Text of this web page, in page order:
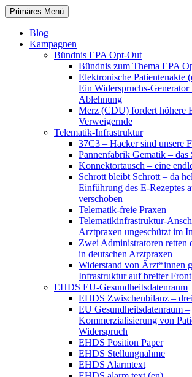
Zum
Inhalt
springen
patientenrechte-
Suchen
Primäres Menü
Blog
Kampagnen
Bündnis EPA Opt-Out
Bündnis zum Thema EPA
Elektronische Patientenakte
Ein Widerspruchs-
Ablehnung
Merz (CDU) fordert höhere
Verweigernde
Telematik-Infrastruktur
37C3 – Hacker sind unsere
Pannenfabrik Gematik – das
Konnektortausch – eine
Schrott bleibt Schrott – da
Einführung des E-Rezeptes
verschoben
Telematik-freie Praxen
Telematikinfrastruktur-
Arztpraxen ungeschützt im
Zwei Administratoren retten
in deutschen Arztpraxen
Widerstand von Ärzt*innen
Infrastruktur auf breiter Front
EHDS EU-Gesundheitsdatenraum
EHDS Zwischenbilanz –
EU Gesundheitsdatenraum –
Kommerzialisierung von
Widerspruch
EHDS Position Paper
EHDS Stellungnahme
EHDS Alarmtext